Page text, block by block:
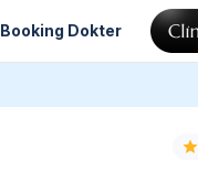
Booking Dokter